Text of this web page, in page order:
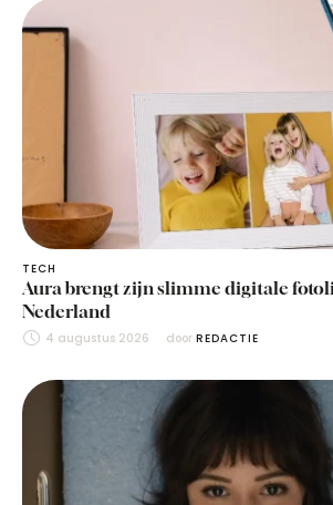
TECH
Aura brengt zijn slimme digitale
Nederland
4 augustus 2026 door REDACTIE